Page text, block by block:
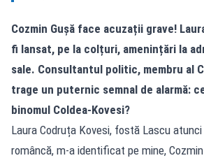
Cozmin Gușă face acuzații grave!
fi lansat, pe la colțuri, amenințări la
sale. Consultantul politic, membru al
trage un puternic semnal de alarmă:
binomul Coldea-Kovesi?
Laura Codruța Kovesi, fostă Lascu
româncă, m-a identificat pe mine,